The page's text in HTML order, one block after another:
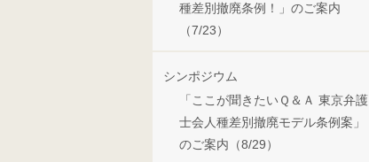
種差別撤廃条例！」のご案内
（7/23）
シンポジウム
「ここが聞きたいＱ＆Ａ 東京弁護
士会人種差別撤廃モデル条例案」
のご案内（8/29）